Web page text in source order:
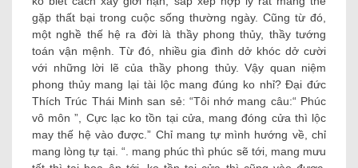
gặp thất bại trong cuộc sống thường ngày. Cũng từ đó,
một nghề thế hệ ra đời là thầy phong thủy, thầy tướng
toán vận mệnh. Từ đó, nhiều gia đình dở khóc dở cười
với những lời lẽ của thầy phong thủy. Vậy quan niệm
phong thủy mang lại tài lộc mang đúng ko nhỉ? Đại đức
Thích Trúc Thái Minh san sẻ: “Tôi nhớ mang câu:“ Phúc
vô môn ”, Cực lạc ko tồn tại cửa, mang đóng cửa thì lộc
may thế hệ vào được.” Chỉ mang tự mình hướng về, chỉ
mang lòng tự tại. “. mang phúc thì phúc sẽ tới, mang mưu